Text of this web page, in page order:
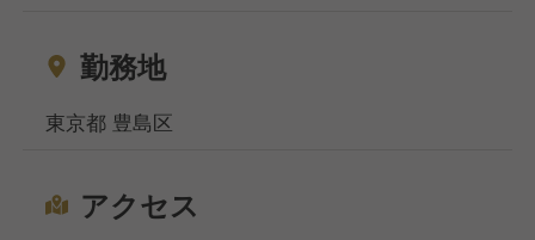
ご相談ください！
になりますが、WEB面談も実施しており、飲食専門
さいませ。
勤務地
東京都 豊島区
アクセス